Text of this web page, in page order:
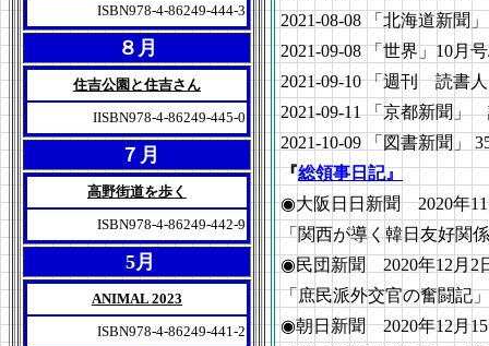
ISBN978-4-86249-444-3
８月
住吉公園と住吉さん
IISBN978-4-86249-445-0
７月
高野街道を歩く
ISBN978-4-86249-442-9
5月
ANIMAL 2023
ISBN978-4-86249-441-2
2021-08-08 「北海道新聞
2021-09-08 「世界」10月
2021-09-10 「週刊 読書
2021-09-11 「京都新聞」
2021-10-09 「図書新聞」
『総領事日記』
◉大阪日日新聞 2020年11
「関西が導く韓日友好関
◉民団新聞 2020年12月2
「庶民派外交官の奮闘記」
◉朝日新聞 2020年12月